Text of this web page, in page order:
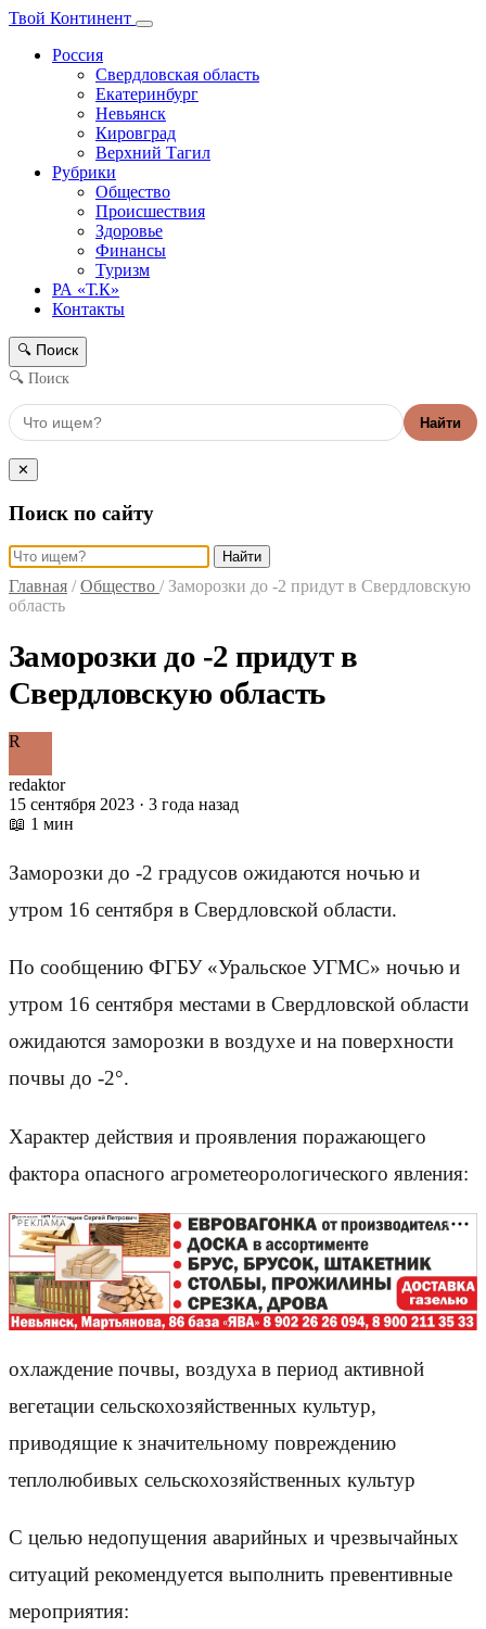
Твой Континент
Россия
Свердловская область
Екатеринбург
Невьянск
Кировград
Верхний Тагил
Рубрики
Общество
Происшествия
Здоровье
Финансы
Туризм
РА «Т.К»
Контакты
🔍 Поиск
🔍 Поиск
Найти
✕
Поиск по сайту
Найти
Главная / Общество / Заморозки до -2 придут в Свердловскую
область
Заморозки до -2 придут в
Свердловскую область
R
redaktor
15 сентября 2023 · 3 года назад
📖 1 мин
Заморозки до -2 градусов ожидаются ночью и
утром 16 сентября в Свердловской области.
По сообщению ФГБУ «Уральское УГМС» ночью и
утром 16 сентября местами в Свердловской области
ожидаются заморозки в воздухе и на поверхности
почвы до -2°.
Характер действия и проявления поражающего
фактора опасного агрометеорологического явления:
РЕКЛАМА
охлаждение почвы, воздуха в период активной
вегетации сельскохозяйственных культур,
приводящие к значительному повреждению
теплолюбивых сельскохозяйственных культур
С целью недопущения аварийных и чрезвычайных
ситуаций рекомендуется выполнить превентивные
мероприятия: